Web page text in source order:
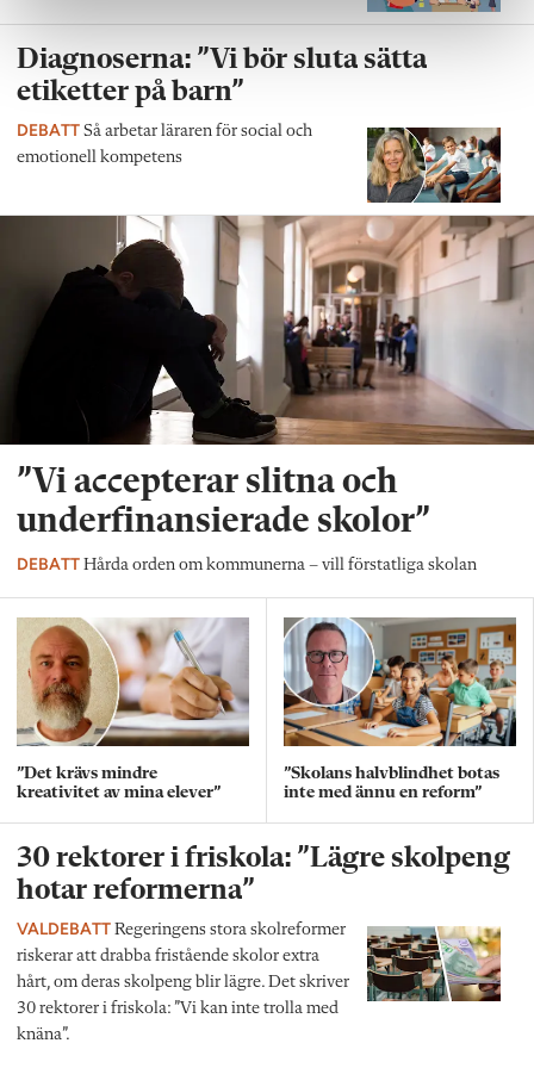
Diagnoserna: ”Vi bör sluta sätta
etiketter på barn”
DEBATT Så arbetar läraren för social och
emotionell kompetens
”Vi accepterar slitna och
underfinansierade skolor”
DEBATT Hårda orden om kommunerna – vill förstatliga skolan
”Det krävs mindre
kreativitet av mina elever”
”Skolans halvblindhet botas
inte med ännu en reform”
30 rektorer i friskola: ”Lägre skolpeng
hotar reformerna”
VALDEBATT Regeringens stora skolreformer
riskerar att drabba fristående skolor extra
hårt, om deras skolpeng blir lägre. Det skriver
30 rektorer i friskola: ”Vi kan inte trolla med
knäna”.